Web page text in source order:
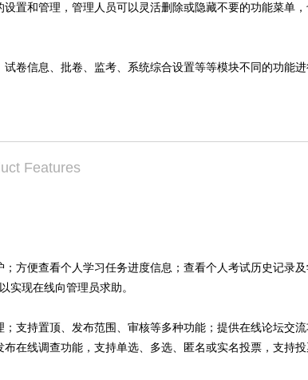
置和管理，管理人员可以灵活删除或隐藏不要的功能菜单
卷信息、批卷、监考、系统综合设置等等模块不同的功能
Features
方便查看个人学习任务进度信息；查看个人考试历史记录
实现在线向管理员求助。
支持置顶、发布范围、审核等多种功能；提供在线论坛交
在线调查功能，支持单选、多选、匿名或实名投票，支持